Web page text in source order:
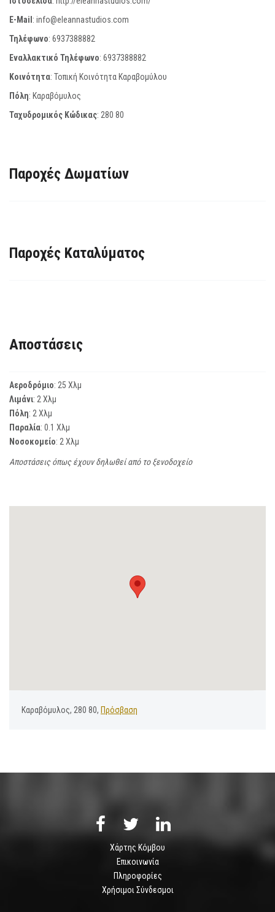
E-Mail: info@eleannastudios.com
Τηλέφωνο: 6937388882
Εναλλακτικό Τηλέφωνο: 6937388882
Κοινότητα: Τοπική Κοινότητα Καραβομύλου
Πόλη: Καραβόμυλος
Ταχυδρομικός Κώδικας: 280 80
Παροχές Δωματίων
Παροχές Καταλύματος
Αποστάσεις
Αεροδρόμιο: 25 Χλμ
Λιμάνι: 2 Χλμ
Πόλη: 2 Χλμ
Παραλία: 0.1 Χλμ
Νοσοκομείο: 2 Χλμ
Αποστάσεις όπως έχουν δηλωθεί από το ξενοδοχείο
Καραβόμυλος, 280 80, Πρόσβαση
Χάρτης Κόμβου
Επικοινωνία
Πληροφορίες
Χρήσιμοι Σύνδεσμοι